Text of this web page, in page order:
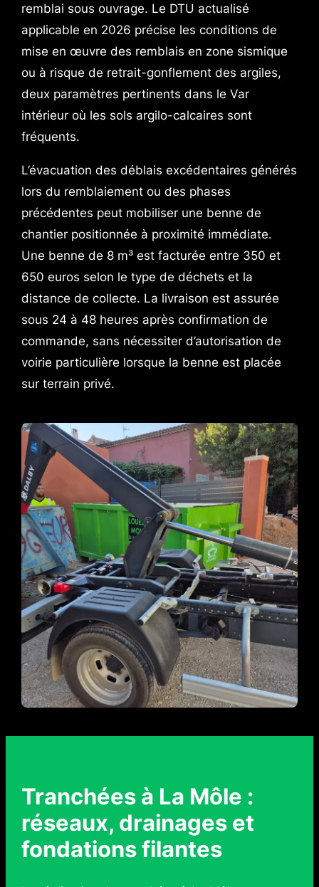
remblai sous ouvrage. Le DTU actualisé
applicable en 2026 précise les conditions de
mise en œuvre des remblais en zone sismique
ou à risque de retrait-gonflement des argiles,
deux paramètres pertinents dans le Var
intérieur où les sols argilo-calcaires sont
fréquents.
L’évacuation des déblais excédentaires générés
lors du remblaiement ou des phases
précédentes peut mobiliser une benne de
chantier positionnée à proximité immédiate.
Une benne de 8 m³ est facturée entre 350 et
650 euros selon le type de déchets et la
distance de collecte. La livraison est assurée
sous 24 à 48 heures après confirmation de
commande, sans nécessiter d’autorisation de
voirie particulière lorsque la benne est placée
sur terrain privé.
Tranchées à La Môle :
réseaux, drainages et
fondations filantes